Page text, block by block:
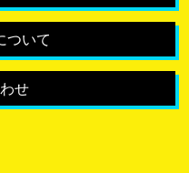
ついて
せ